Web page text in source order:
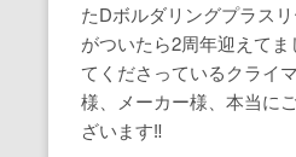
たDボルダリングプラス
がついたら2周年迎えてま
てくださっているクライ
様、メーカー様、本当に
ざいます‼️